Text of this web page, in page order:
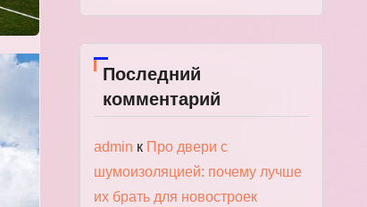
Последний
комментарий
admin к Про двери с
шумоизоляцией: почему лучше
их брать для новостроек